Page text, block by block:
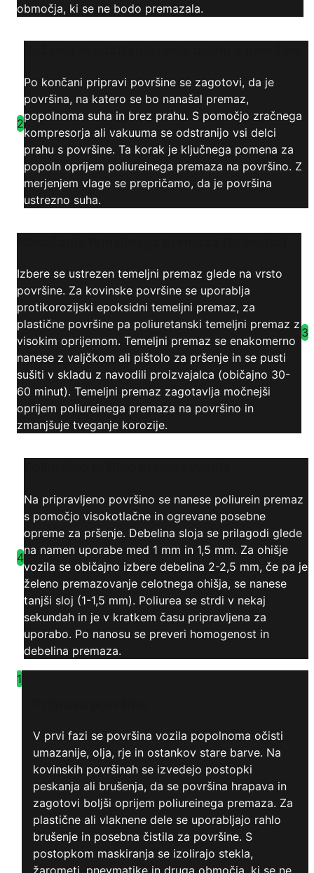
območja, ki se ne bodo premazala.
2
Po končani pripravi površine se zagotovi, da je
površina, na katero se bo nanašal premaz,
popolnoma suha in brez prahu. S pomočjo zračnega
kompresorja ali vakuuma se odstranijo vsi delci
prahu s površine. Ta korak je ključnega pomena za
popoln oprijem poliureinega premaza na površino. Z
merjenjem vlage se prepričamo, da je površina
ustrezno suha.
Izbere se ustrezen temeljni premaz glede na vrsto
površine. Za kovinske površine se uporablja
protikorozijski epoksidni temeljni premaz, za
plastične površine pa poliuretanski temeljni premaz z
visokim oprijemom. Temeljni premaz se enakomerno
nanese z valjčkom ali pištolo za pršenje in se pusti
sušiti v skladu z navodili proizvajalca (običajno 30-
60 minut). Temeljni premaz zagotavlja močnejši
oprijem poliureinega premaza na površino in
zmanjšuje tveganje korozije.
3
4
Na pripravljeno površino se nanese poliurein premaz
s pomočjo visokotlačne in ogrevane posebne
opreme za pršenje. Debelina sloja se prilagodi glede
na namen uporabe med 1 mm in 1,5 mm. Za ohišje
vozila se običajno izbere debelina 2-2,5 mm, če pa je
želeno premazovanje celotnega ohišja, se nanese
tanjši sloj (1-1,5 mm). Poliurea se strdi v nekaj
sekundah in je v kratkem času pripravljena za
uporabo. Po nanosu se preveri homogenost in
debelina premaza.
1
V prvi fazi se površina vozila popolnoma očisti
umazanije, olja, rje in ostankov stare barve. Na
kovinskih površinah se izvedejo postopki
peskanja ali brušenja, da se površina hrapava in
zagotovi boljši oprijem poliureinega premaza. Za
plastične ali vlaknene dele se uporabljajo rahlo
brušenje in posebna čistila za površine. S
postopkom maskiranja se izolirajo stekla,